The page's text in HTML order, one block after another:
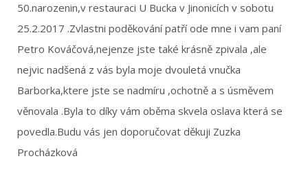
50.narozenin,v restauraci U Bucka v Jinonicích v sobotu
25.2.2017 .Zvlastni poděkování patří ode mne i vam paní
Petro Kováčová,nejenze jste také krásně zpivala ,ale
nejvic nadšená z vás byla moje dvouletá vnučka
Barborka,ktere jste se nadmíru ,ochotně a s úsměvem
věnovala .Byla to díky vám oběma skvela oslava která se
povedla.Budu vás jen doporučovat děkuji Zuzka
Procházková